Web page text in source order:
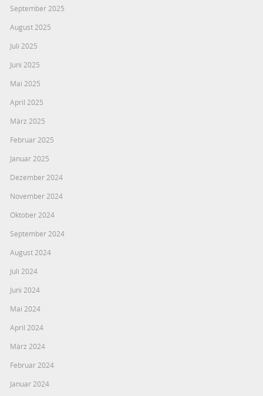
September 2025
August 2025
Juli 2025
Juni 2025
Mai 2025
April 2025
März 2025
Februar 2025
Januar 2025
Dezember 2024
November 2024
Oktober 2024
September 2024
August 2024
Juli 2024
Juni 2024
Mai 2024
April 2024
März 2024
Februar 2024
Januar 2024